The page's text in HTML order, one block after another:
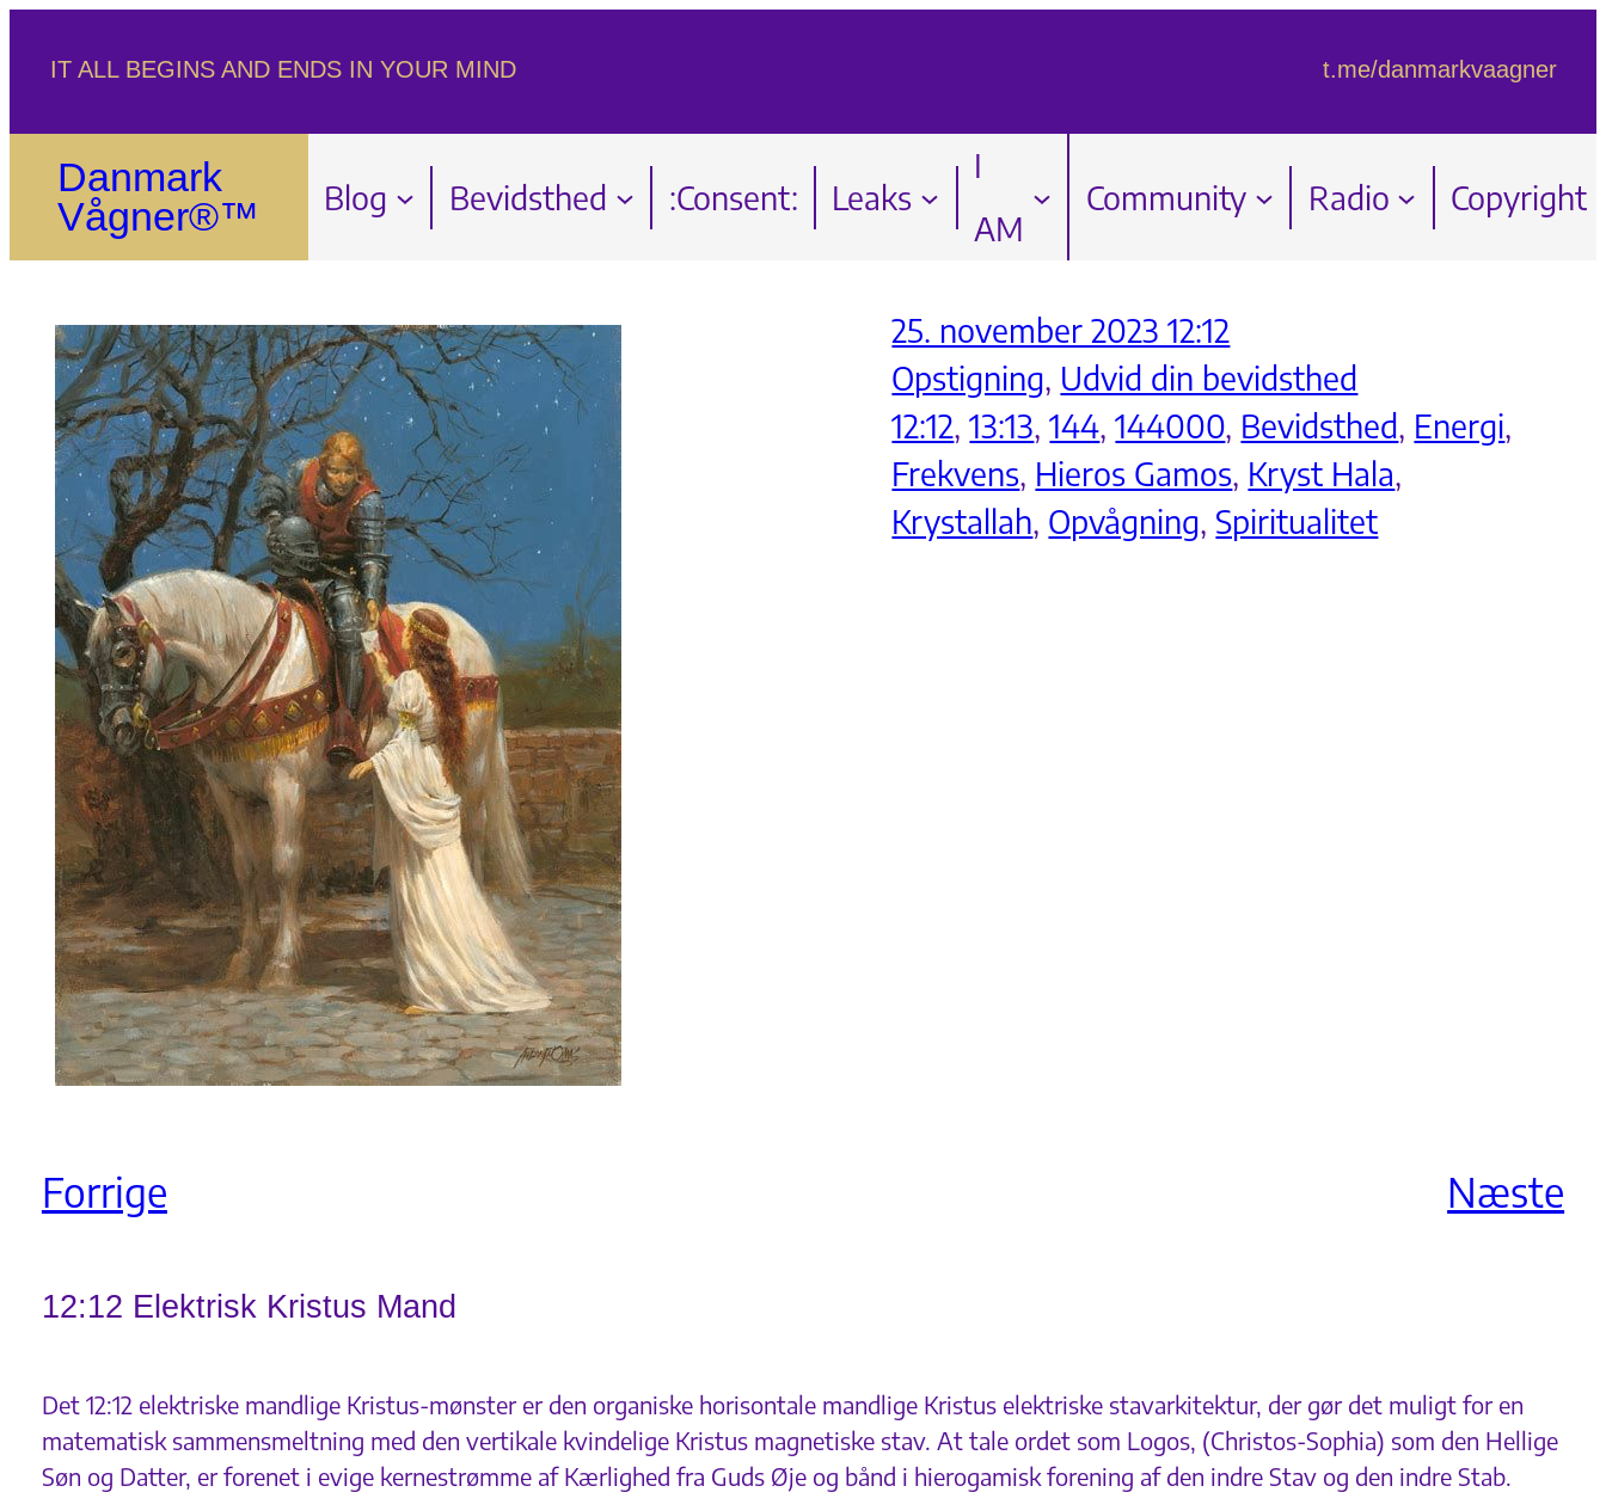
indhold
IT ALL BEGINS AND ENDS IN YOUR MIND t.me/danmarkvaagner
Danmark
Vågner®™
Blog Bevidsthed :Consent: Leaks
I
AM
Community Radio Copyright
25. november 2023 12:12
Opstigning, Udvid din bevidsthed
12:12, 13:13, 144, 144000, Bevidsthed, Energi
Frekvens, Hieros Gamos, Kryst Hala
Krystallah, Opvågning, Spiritualitet
Forrige Næste
12:12 Elektrisk Kristus Mand
Det 12:12 elektriske mandlige Kristus-mønster er den organiske horisontale mandlige Kristus elektriske stavarkitektur, der gør det muligt for en
matematisk sammensmeltning med den vertikale kvindelige Kristus magnetiske stav. At tale ordet som Logos, (Christos-Sophia) som den Hellige
Søn og Datter, er forenet i evige kernestrømme af Kærlighed fra Guds Øje og bånd i hierogamisk forening af den indre Stav og den indre Stab.